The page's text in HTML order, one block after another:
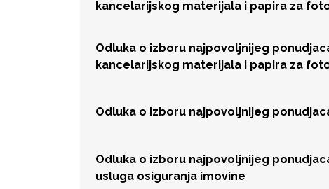
kancelarijskog materijala i papira za
Odluka o izboru najpovoljnijeg
kancelarijskog materijala i papira za
Odluka o izboru najpovoljnijeg
Odluka o izboru najpovoljnijeg
usluga osiguranja imovine